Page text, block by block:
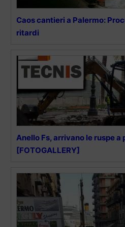
Caos cantieri a Palermo:
ritardi
Anello Fs, arrivano le ruspe
[FOTOGALLERY]